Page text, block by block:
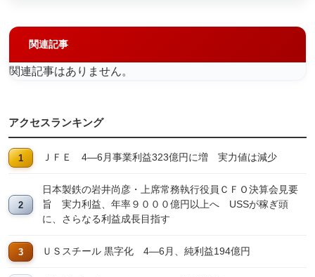
関連記事
関連記事はありません。
アクセスランキング
ＪＦＥ 4―6月事業利益323億円に増 実力値は減少
日本製鉄の岩井尚彦・上席常務執行役員ＣＦＯ決算会見要
旨 実力利益、年率９０００億円以上へ USSが稼ぎ頭
に、さらなる利益成長目指す
ＵＳスチール 黒字化 4―6月、純利益194億円